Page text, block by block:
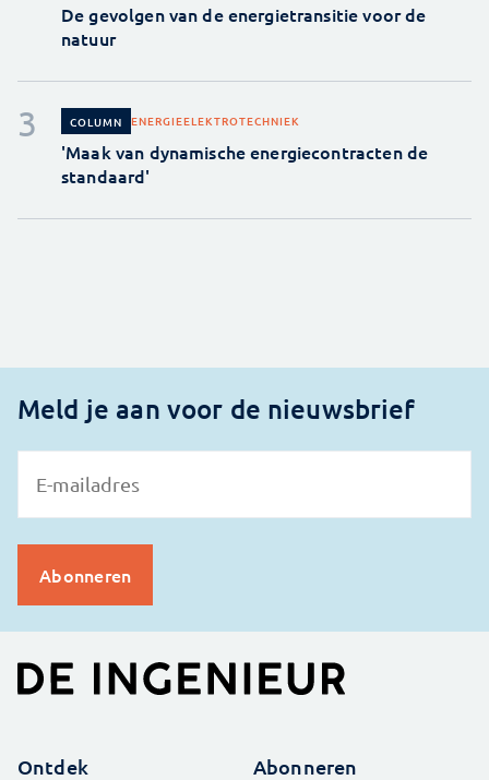
De gevolgen van de energietransitie voor de
natuur
COLUMN ENERGIEELEKTROTECHNIEK
'Maak van dynamische energiecontracten de
standaard'
Meld je aan voor de nieuwsbrief
Ontdek Abonneren